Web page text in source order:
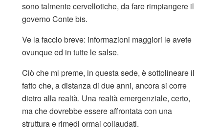
sono talmente cervellotiche, da fare rimpiangere il
governo Conte bis.
Ve la faccio breve: informazioni maggiori le avete
ovunque ed in tutte le salse.
Ciò che mi preme, in questa sede, è sottolineare il
fatto che, a distanza di due anni, ancora si corre
dietro alla realtà. Una realtà emergenziale, certo,
ma che dovrebbe essere affrontata con una
struttura e rimedi ormai collaudati.